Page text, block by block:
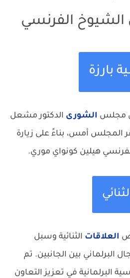
الفرنسي
بارزة
مجلس الشورى الدكتور مشعل
أمس، بناءً على زيارة
هيلين كونواي موري.
العلاقات الثنائية وسبل
البرلماني بين الجانبين. تم
البرلمانية في تعزيز التعاون